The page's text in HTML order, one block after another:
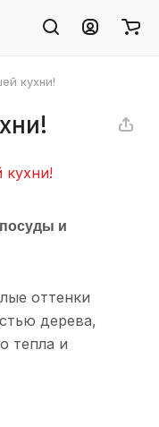
кухни!
и
оттенки
дерева,
тепла и